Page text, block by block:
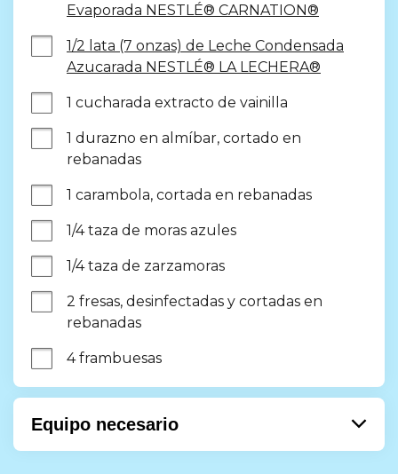
Evaporada NESTLÉ® CARNATION®
1/2 lata (7 onzas) de Leche Condensada
Azucarada NESTLÉ® LA LECHERA®
1 cucharada extracto de vainilla
1 durazno en almíbar, cortado en
rebanadas
1 carambola, cortada en rebanadas
1/4 taza de moras azules
1/4 taza de zarzamoras
2 fresas, desinfectadas y cortadas en
rebanadas
4 frambuesas
Equipo necesario